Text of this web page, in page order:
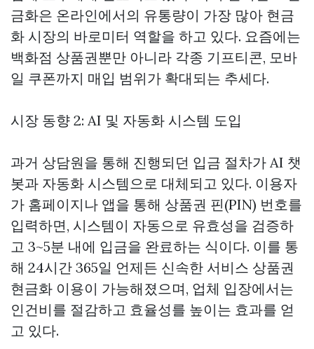
금화은 온라인에서의 유통량이 가장 많아 현금
화 시장의 바로미터 역할을 하고 있다. 요즘에는
백화점 상품권뿐만 아니라 각종 기프티콘, 모바
일 쿠폰까지 매입 범위가 확대되는 추세다.
시장 동향 2: AI 및 자동화 시스템 도입
과거 상담원을 통해 진행되던 입금 절차가 AI 챗
봇과 자동화 시스템으로 대체되고 있다. 이용자
가 홈페이지나 앱을 통해 상품권 핀(PIN) 번호를
입력하면, 시스템이 자동으로 유효성을 검증하
고 3~5분 내에 입금을 완료하는 식이다. 이를 통
해 24시간 365일 언제든 신속한 서비스 상품권
현금화 이용이 가능해졌으며, 업체 입장에서는
인건비를 절감하고 효율성를 높이는 효과를 얻
고 있다.